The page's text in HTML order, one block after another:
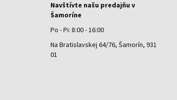
Navštívte našu predajňu v
Šamoríne
Po - Pi: 8:00 - 16:00
Na Bratislavskej 64/76, Šamorín, 931
01